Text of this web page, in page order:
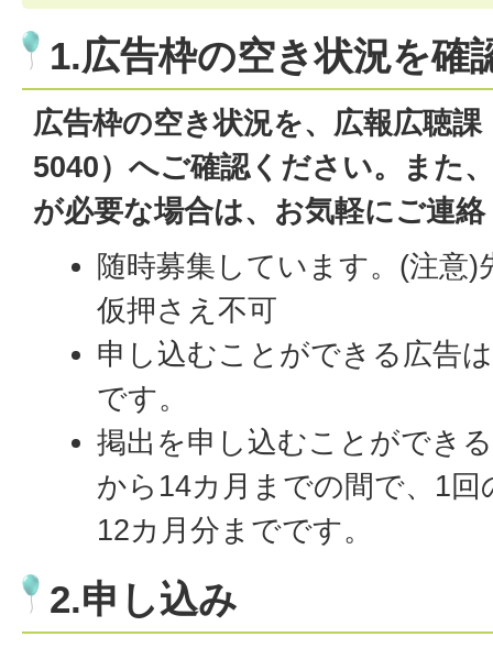
1.広告枠の空き状況を確
広告枠の空き状況を、広報広聴
5040）へご確認ください。また
が必要な場合は、お気軽にご連
随時募集しています。(注意)
仮押さえ不可
申し込むことができる広告
です。
掲出を申し込むことができ
から14カ月までの間で、1
12カ月分までです。
2.申し込み